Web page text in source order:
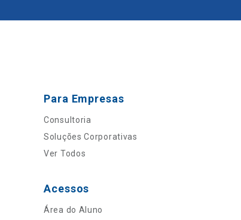
Para Empresas
Consultoria
Soluções Corporativas
Ver Todos
Acessos
Área do Aluno